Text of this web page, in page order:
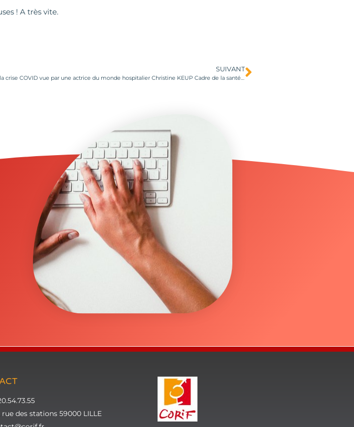
! A très vite.
SUIVANT
rue des stations 59000 LILLE